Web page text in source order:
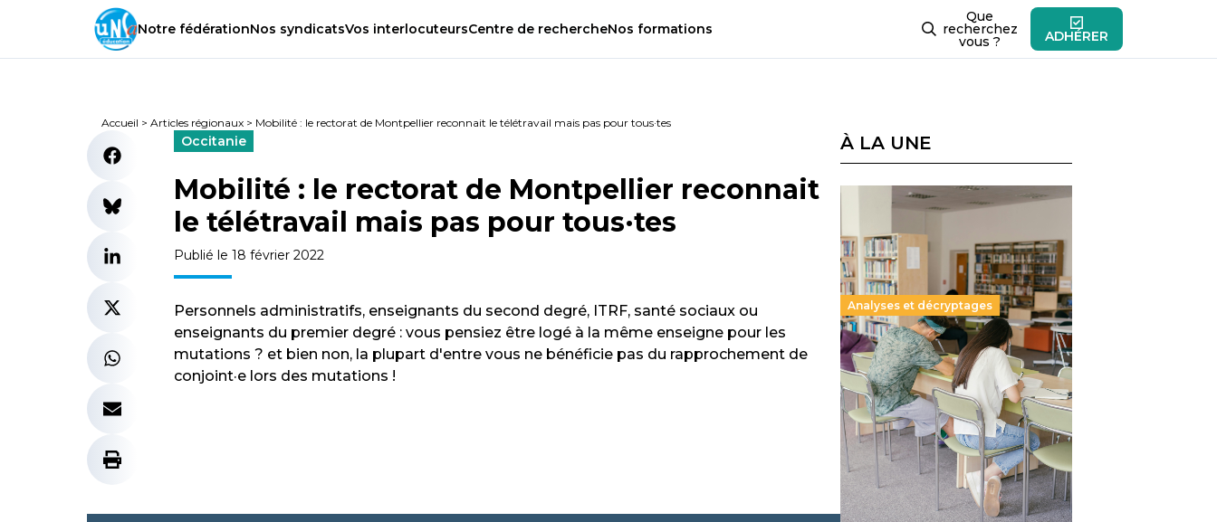
Notre fédérationNos syndicatsVos interlocuteursCentre de rechercheNos formations
Que
recherchez
vous ? ADHÉRER
Accueil > Articles régionaux > Mobilité : le rectorat de Montpellier reconnait le télétravail mais pas pour tous·tes
Occitanie
Mobilité : le rectorat de Montpellier reconnait
le télétravail mais pas pour tous·tes
Publié le 18 février 2022
Personnels administratifs, enseignants du second degré, ITRF, santé sociaux ou
enseignants du premier degré : vous pensiez être logé à la même enseigne pour les
mutations ? et bien non, la plupart d'entre vous ne bénéficie pas du rapprochement de
conjoint·e lors des mutations !
À LA UNE
Analyses et décryptages
Supérieur privé : une dérive
qui met à mal la promesse
républicaine
11 juillet 2026- National
Le projet de loi sur la régulation de
l’enseignement supérieur privé met
en lumière l’amplification d’un
système qui relègue l’acte
pédagogique au superfétatoire,